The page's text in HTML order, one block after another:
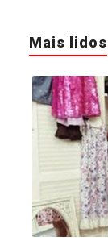
Mais lidos